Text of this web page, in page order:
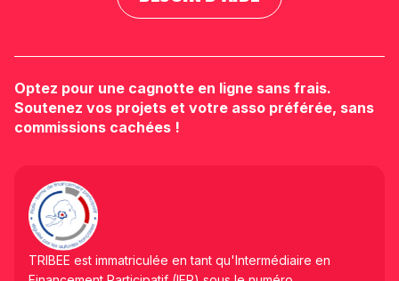
Optez pour une cagnotte en ligne sans frais.
Soutenez vos projets et votre asso préférée, sans
commissions cachées !
TRIBEE est immatriculée en tant qu'Intermédiaire en